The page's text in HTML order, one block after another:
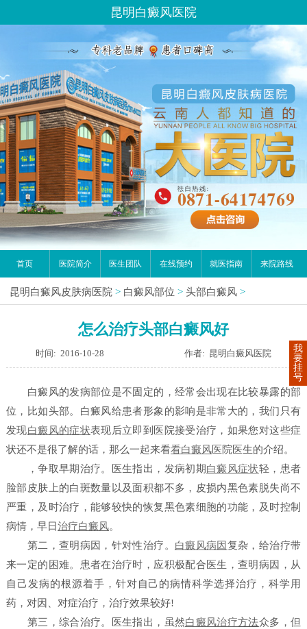
昆明白癜风医院
首页 医院简介 医生团队 在线预约 就医指南 来院路线
昆明白癜风皮肤病医院 > 白癜风部位 > 头部白癜风 >
怎么治疗头部白癜风好
时间: 2016-10-28 作者: 昆明白癜风医院
白癜风的发病部位是不固定的，经常会出现在比较暴露的部
位，比如头部。白癜风给患者形象的影响是非常大的，我们只有
发现白癜风的症状表现后立即到医院接受治疗，如果您对这些症
状还不是很了解的话，那么一起来看看白癜风医院医生的介绍。
，争取早期治疗。医生指出，发病初期白癜风症状轻，患者
脸部皮肤上的白斑数量以及面积都不多，皮损内黑色素脱失尚不
严重，及时治疗，能够较快的恢复黑色素细胞的功能，及时控制
病情，早日治疗白癜风。
第二，查明病因，针对性治疗。 白癜风病因 复杂，给治疗带
来一定的困难。患者在治疗时，应积极配合医生，查明病因，从
自己发病的根源着手，针对自己的病情科学选择治疗，科学用
药，对因、对症治疗，治疗效果较好!
第三，综合治疗。医生指出，虽然白癜风治疗方法众多，但
我
要
挂
号